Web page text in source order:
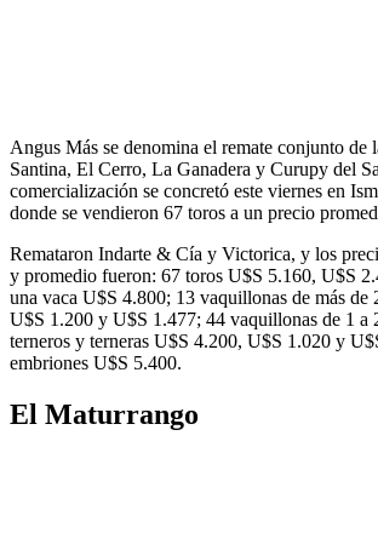
Angus Más se denomina el remate conjunto de
Santina, El Cerro, La Ganadera y Curupy del
comercialización se concretó este viernes en
donde se vendieron 67 toros a un precio
Remataron Indarte & Cía y Victorica, y los
y promedio fueron: 67 toros U$S 5.160, U$S
una vaca U$S 4.800; 13 vaquillonas de más de
U$S 1.200 y U$S 1.477; 44 vaquillonas de 1 a
terneros y terneras U$S 4.200, U$S 1.020 y
embriones U$S 5.400.
El Maturrango